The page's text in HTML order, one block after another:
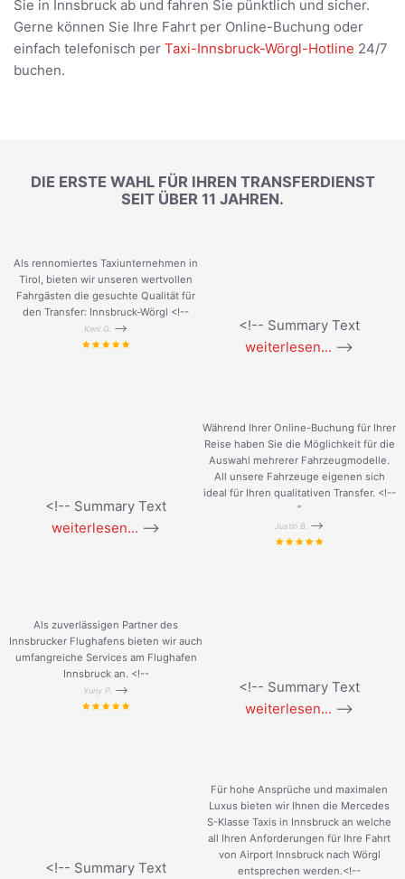
Sie in Innsbruck ab und fahren Sie pünktlich und sicher.
Gerne können Sie Ihre Fahrt per Online-Buchung oder
einfach telefonisch per Taxi-Innsbruck-Wörgl-Hotline 24/7
buchen.
DIE ERSTE WAHL FÜR IHREN TRANSFERDIENST
SEIT ÜBER 11 JAHREN.
Als rennomiertes Taxiunternehmen in
Tirol, bieten wir unseren wertvollen
Fahrgästen die gesuchte Qualität für
den Transfer: Innsbruck-Wörgl <!--
Keni G. -->
<!-- Summary Text
weiterlesen... -->
<!-- Summary Text
weiterlesen... -->
Während Ihrer Online-Buchung für Ihrer
Reise haben Sie die Möglichkeit für die
Auswahl mehrerer Fahrzeugmodelle.
All unsere Fahrzeuge eigenen sich
ideal für Ihren qualitativen Transfer. <!--
”
Justin B. -->
Als zuverlässigen Partner des
Innsbrucker Flughafens bieten wir auch
umfangreiche Services am Flughafen
Innsbruck an. <!--
Yuriy P. -->
<!-- Summary Text
weiterlesen... -->
<!-- Summary Text
Für hohe Ansprüche und maximalen
Luxus bieten wir Ihnen die Mercedes
S-Klasse Taxis in Innsbruck an welche
all Ihren Anforderungen für Ihre Fahrt
von Airport Innsbruck nach Wörgl
entsprechen werden.<!--